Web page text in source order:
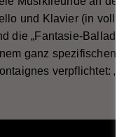
und Klavier (in
die „Fantasie-
ganz spezifischen
verpflichtet: